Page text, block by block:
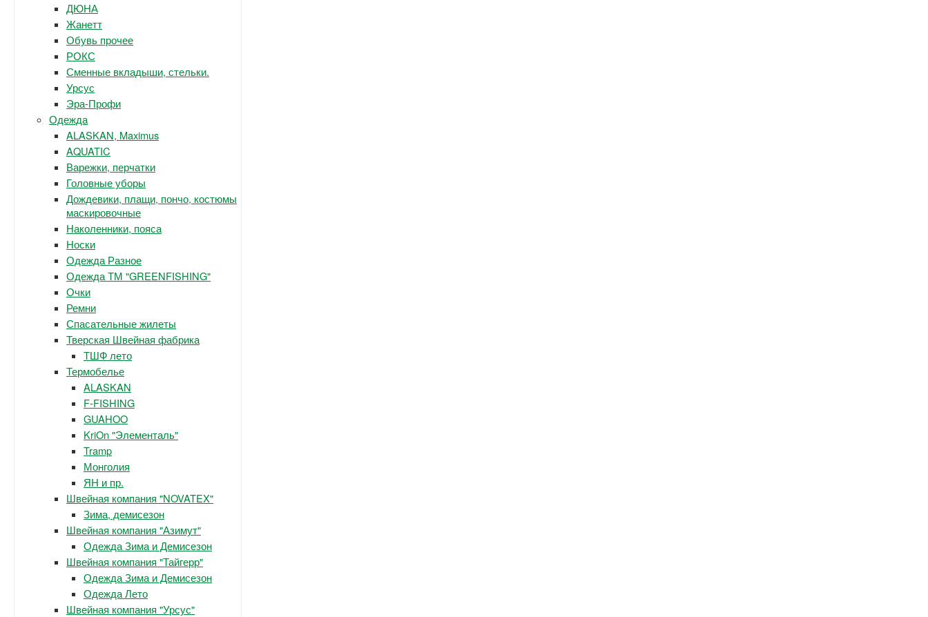
ДЮНА
Жанетт
Обувь прочее
РОКС
Сменные вкладыши, стельки.
Урсус
Эра-Профи
Одежда
ALASKAN, Maximus
AQUATIC
Варежки, перчатки
Головные уборы
Дождевики, плащи, пончо, костюмы
маскировочные
Наколенники, пояса
Носки
Одежда Разное
Одежда ТМ "GREENFISHING"
Очки
Ремни
Спасательные жилеты
Тверская Швейная фабрика
ТШФ лето
Термобелье
ALASKAN
F-FISHING
GUAHOO
KriOn "Элементаль"
Tramp
Монголия
ЯН и пр.
Швейная компания "NOVATEX"
Зима, демисезон
Швейная компания "Азимут"
Одежда Зима и Демисезон
Швейная компания "Тайгерр"
Одежда Зима и Демисезон
Одежда Лето
Швейная компания "Урсус"